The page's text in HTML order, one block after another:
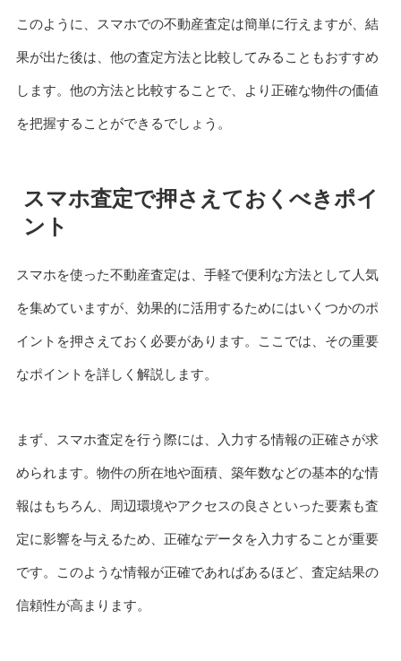
このように、スマホでの不動産査定は簡単に行えますが、結
果が出た後は、他の査定方法と比較してみることもおすすめ
します。他の方法と比較することで、より正確な物件の価値
を把握することができるでしょう。
スマホ査定で押さえておくべきポイ
ント
スマホを使った不動産査定は、手軽で便利な方法として人気
を集めていますが、効果的に活用するためにはいくつかのポ
イントを押さえておく必要があります。ここでは、その重要
なポイントを詳しく解説します。
まず、スマホ査定を行う際には、入力する情報の正確さが求
められます。物件の所在地や面積、築年数などの基本的な情
報はもちろん、周辺環境やアクセスの良さといった要素も査
定に影響を与えるため、正確なデータを入力することが重要
です。このような情報が正確であればあるほど、査定結果の
信頼性が高まります。